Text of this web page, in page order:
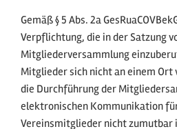
Gemäß § 5 Abs. 2a
Verpflichtung, die in der Satzung
Mitgliederversammlung
Mitglieder sich nicht an einem
die Durchführung der
elektronischen Kommunikation
Vereinsmitglieder nicht zumutbar